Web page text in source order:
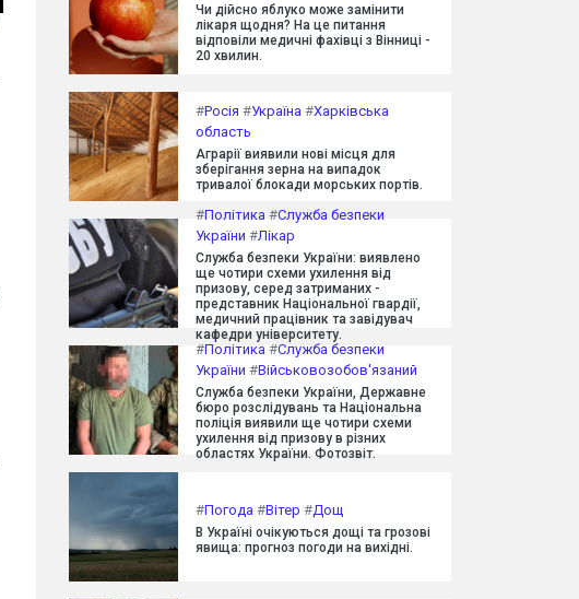
Чи дійсно яблуко може замінити
лікаря щодня? На це питання
відповіли медичні фахівці з Вінниці -
20 хвилин.
#Росія #Україна #Харківська
область
Аграрії виявили нові місця для
зберігання зерна на випадок
тривалої блокади морських портів.
#Політика #Служба безпеки
України #Лікар
Служба безпеки України: виявлено
ще чотири схеми ухилення від
призову, серед затриманих -
представник Національної гвардії,
медичний працівник та завідувач
кафедри університету.
#Політика #Служба безпеки
України #Військовозобов'язаний
Служба безпеки України, Державне
бюро розслідувань та Національна
поліція виявили ще чотири схеми
ухилення від призову в різних
областях України. Фотозвіт.
#Погода #Вітер #Дощ
В Україні очікуються дощі та грозові
явища: прогноз погоди на вихідні.